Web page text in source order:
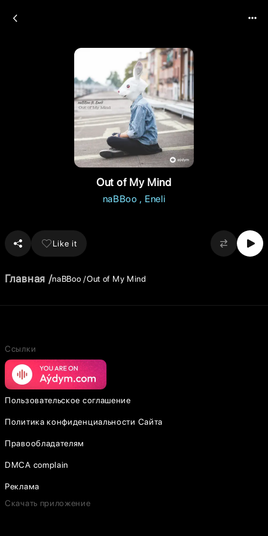
Out of My Mind
naBBoo Eneli
Like it
Главная naBBoo Out of My Mind
Ссылки
Пользовательское соглашение
Политика конфиденциальности Сайта
Правообладателям
DMCA complain
Реклама
Скачать приложение